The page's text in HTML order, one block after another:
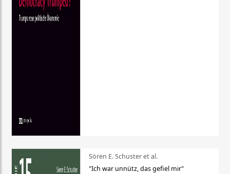
Sören E. Schuster et al.
"Ich war unnütz, das gefiel mir"